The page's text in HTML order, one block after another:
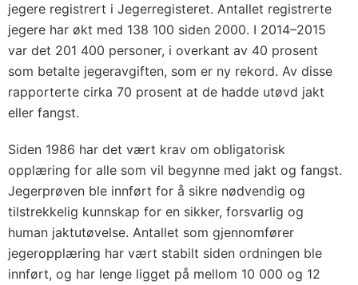
jegere registrert i Jegerregisteret. Antallet registrerte
jegere har økt med 138 100 siden 2000. I 2014–2015
var det 201 400 personer, i overkant av 40 prosent
som betalte jegeravgiften, som er ny rekord. Av disse
rapporterte cirka 70 prosent at de hadde utøvd jakt
eller fangst.
Siden 1986 har det vært krav om obligatorisk
opplæring for alle som vil begynne med jakt og fangst.
Jegerprøven ble innført for å sikre nødvendig og
tilstrekkelig kunnskap for en sikker, forsvarlig og
human jaktutøvelse. Antallet som gjennomfører
jegeropplæring har vært stabilt siden ordningen ble
innført, og har lenge ligget på mellom 10 000 og 12